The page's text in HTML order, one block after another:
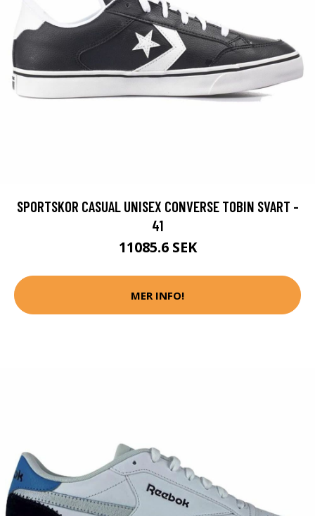
SPORTSKOR CASUAL UNISEX CONVERSE TOBIN SVART -
41
11085.6 SEK
MER INFO!